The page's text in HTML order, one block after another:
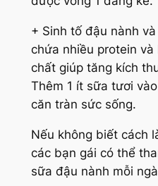
+ Sinh tố đậu nành
chứa nhiều protein
chất giúp tăng kích
Thêm 1 ít sữa tươi
căn tràn sức sống.
Nếu không biết cách
các bạn gái có thể
sữa đậu nành mỗi